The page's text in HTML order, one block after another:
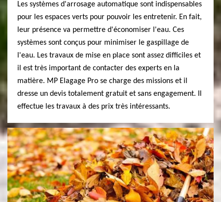
Les systèmes d'arrosage automatique sont indispensables
pour les espaces verts pour pouvoir les entretenir. En fait,
leur présence va permettre d'économiser l'eau. Ces
systèmes sont conçus pour minimiser le gaspillage de
l'eau. Les travaux de mise en place sont assez difficiles et
il est très important de contacter des experts en la
matière. MP Elagage Pro se charge des missions et il
dresse un devis totalement gratuit et sans engagement. Il
effectue les travaux à des prix très intéressants.